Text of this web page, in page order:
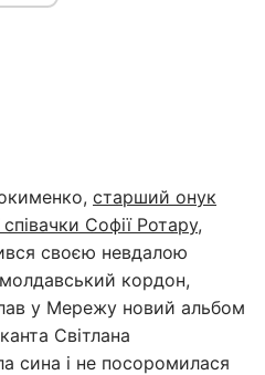
старший онук
Софії Ротару,
своєю невдалою
кордон,
у Мережу новий альбом
Світлана
сина і не посоромилася